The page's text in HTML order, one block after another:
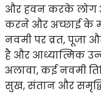
और हवन करके लोग
करने और अच्छाई के
नवमी पर व्रत, पूजा
है और आध्यात्मिक
अलावा, कई नवमी
सुख, संतान और